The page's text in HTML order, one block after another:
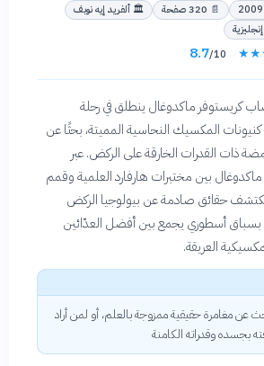
2009
📄
320صفحة 🏛 ألفريد إيه نوبف
إنجليزية
★
★
8.7/10
كريستوفر ماكدوغال ينطلق في رحلة
المكسيك النحاسية المميتة، بحثًا عن
ذات القدرات الخارقة على الركض. عبر
بين مختبرات هارفارد العلمية وقمم
ليكتشف حقائق صادمة عن بيولوجيا الركض
بسباق أسطوري يجمع بين أفضل العدّائين
العريقة.
عن مغامرة حقيقية ممزوجة بالعلم، أو لمن أراد
بجسده وقدراته الكامنة